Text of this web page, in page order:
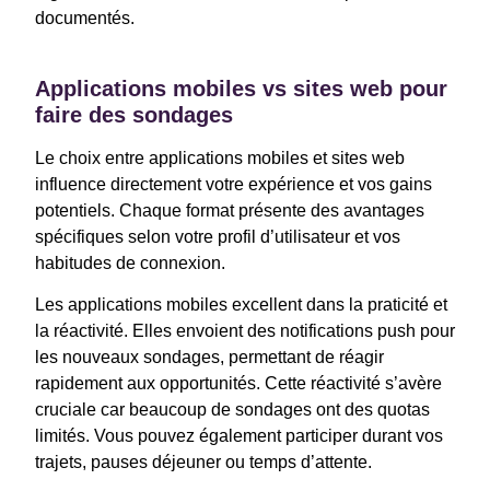
documentés.
Applications mobiles vs sites web pour
faire des sondages
Le choix entre applications mobiles et sites web
influence directement votre expérience et vos gains
potentiels. Chaque format présente des avantages
spécifiques selon votre profil d’utilisateur et vos
habitudes de connexion.
Les applications mobiles excellent dans la praticité et
la réactivité. Elles envoient des notifications push pour
les nouveaux sondages, permettant de réagir
rapidement aux opportunités. Cette réactivité s’avère
cruciale car beaucoup de sondages ont des quotas
limités. Vous pouvez également participer durant vos
trajets, pauses déjeuner ou temps d’attente.